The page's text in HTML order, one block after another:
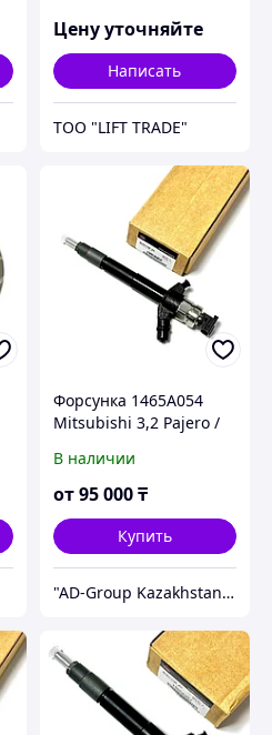
Цену уточняйте
Написать
ТОО "LIFT TRADE"
Форсунка 1465A054
Mitsubishi 3,2 Pajero /
4M41 095000-5760 /
DCRI105760 / Triton
В наличии
от95 000₸
Купить
"AD-Group Kazakhstan" Автомобильные топливные системы. ТНВД, форсунки, бензонасосы, датчики, прочее.